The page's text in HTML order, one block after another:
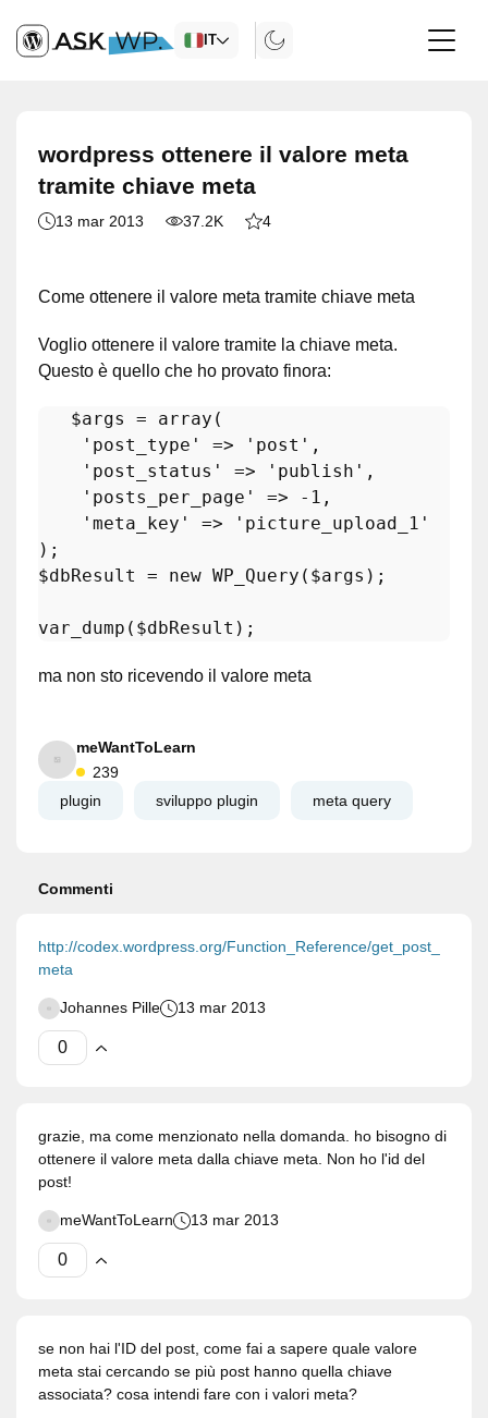
IT
wordpress ottenere il valore meta
tramite chiave meta
13 mar 2013 37.2K 4
Come ottenere il valore meta tramite chiave meta
Voglio ottenere il valore tramite la chiave meta.
Questo è quello che ho provato finora:
$args = array (
'post_type'
=> 'post' ,
'post_status'
=> 'publish' ,
'posts_per_page'
=> - 1 ,
'meta_key'
=>
'picture_upload_1'
$dbResult
= new WP_Query ( $args );
var_dump ( $dbResult
ma non sto ricevendo il valore meta
meWantToLearn
239
plugin
sviluppo plugin meta query
Commenti
http://codex.wordpress.org/Function_Reference/get_post_
meta
Johannes Pille 13 mar 2013
grazie, ma come menzionato nella domanda. ho bisogno di
ottenere il valore meta dalla chiave meta. Non ho l'id del
post!
meWantToLearn 13 mar 2013
se non hai l'ID del post, come fai a sapere quale valore
meta stai cercando se più post hanno quella chiave
associata? cosa intendi fare con i valori meta?